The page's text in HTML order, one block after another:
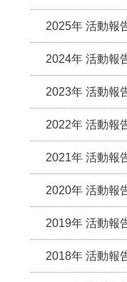
2025年 活動報
2024年 活動報
2023年 活動報
2022年 活動報
2021年 活動報
2020年 活動報
2019年 活動報
2018年 活動報